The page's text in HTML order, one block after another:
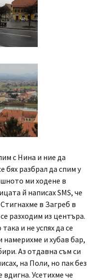
с Нина и ние да
бях разбрал да спим у
ми ходене в
й написах SMS, че
в Загреб в
разходим из центъра.
и не успях да се
и хубав бар,
Аз отдавна съм си
на Поли, но пак без
Усетихме че